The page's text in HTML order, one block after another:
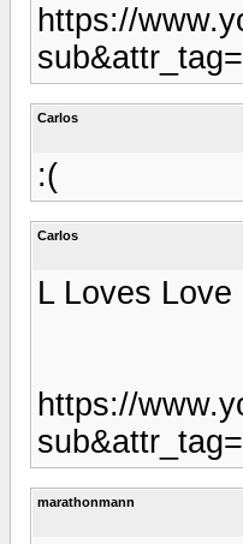
https://
Carlos
:(
Carlos
L Loves
https://
marathonmann